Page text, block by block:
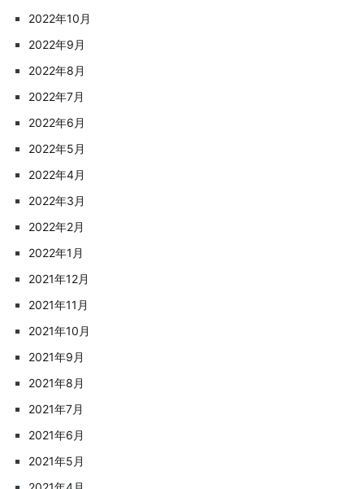
2022年10月
2022年9月
2022年8月
2022年7月
2022年6月
2022年5月
2022年4月
2022年3月
2022年2月
2022年1月
2021年12月
2021年11月
2021年10月
2021年9月
2021年8月
2021年7月
2021年6月
2021年5月